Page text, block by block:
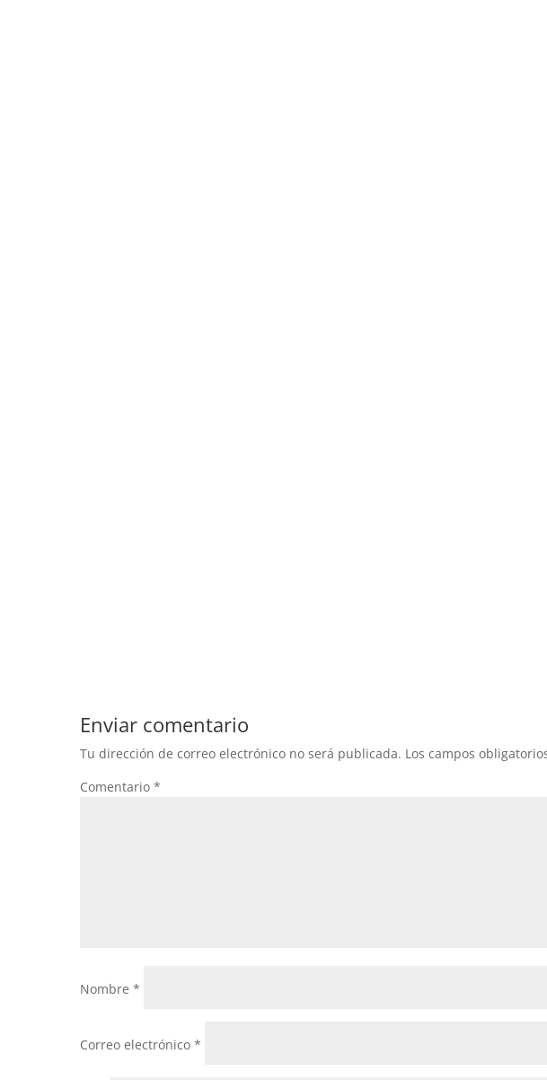
Enviar comentario
Tu dirección de correo electrónico no será publicada. Los campos
Comentario *
Nombre *
Correo electrónico *